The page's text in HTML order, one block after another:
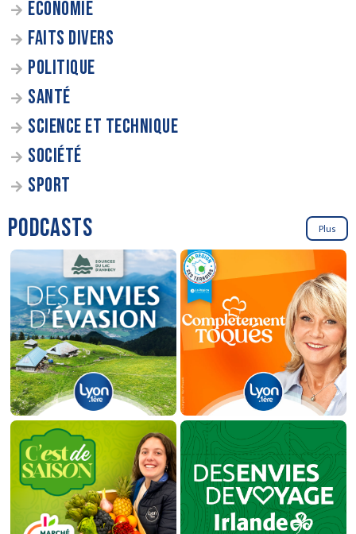
ÉCONOMIE
FAITS DIVERS
POLITIQUE
SANTÉ
SCIENCE ET TECHNIQUE
SOCIÉTÉ
SPORT
PODCASTS Plus